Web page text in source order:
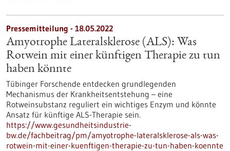
Pressemitteilung - 18.05.2022
Amyotrophe Lateralsklerose (ALS): Was
Rotwein mit einer künftigen Therapie zu tun
haben könnte
Tübinger Forschende entdecken grundlegenden
Mechanismus der Krankheitsentstehung – eine
Rotweinsubstanz reguliert ein wichtiges Enzym und könnte
Ansatz für künftige ALS-Therapie sein.
https://www.gesundheitsindustrie-
bw.de/fachbeitrag/pm/amyotrophe-lateralsklerose-als-was-
rotwein-mit-einer-kuenftigen-therapie-zu-tun-haben-koennte